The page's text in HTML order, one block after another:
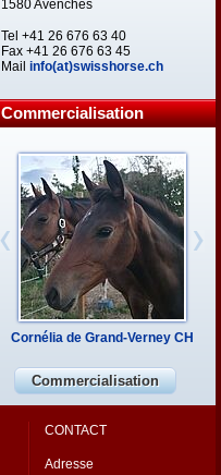
1580 Avenches
Tel +41 26 676 63 40
Fax +41 26 676 63 45
Mail info(at)swisshorse.ch
Commercialisation
Cornélia de Grand-Verney CH
Commercialisation
CONTACT
Adresse